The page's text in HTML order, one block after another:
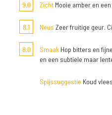
9,0
Zicht Mooie amber en
8,1 Neus Zeer fruitige geur.
8,0 Smaak Hop bitters en
en een subtiele maar
Spijssuggestie Koud